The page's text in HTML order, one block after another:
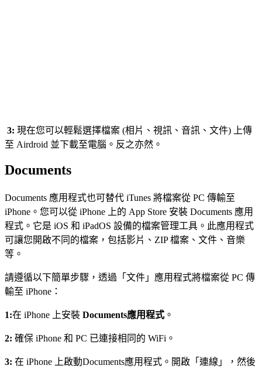
3: 現在您可以輕鬆選擇檔案 (相片、視訊、音訊、文件) 上傳
至 Airdroid 並下載至電腦。反之亦然。
Documents
Documents 應用程式也可替代 iTunes 將檔案從 PC 傳輸至
iPhone。您可以從 iPhone 上的 App Store 安裝 Documents 應用
程式。它是 iOS 和 iPadOS 設備的檔案管理工具。此應用程式
可讓您開啟不同的檔案，包括影片、ZIP 檔案、文件、音樂
等。
請遵循以下簡單步驟，透過「文件」應用程式將檔案從 PC 傳
輸至 iPhone：
1:在 iPhone 上安裝 Documents應用程式 。
2: 確保 iPhone 和 PC 已連接相同的 WiFi。
3: 在 iPhone 上啟動Documents應用程式。開啟「連線」，然後